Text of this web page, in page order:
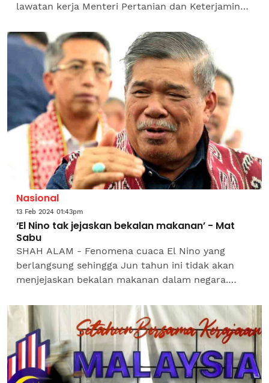
lawatan kerja Menteri Pertanian dan Keterjaminan
Industri Asas Tani (IAT)...
Nasional
13 Feb 2024 01:43pm
‘El Nino tak jejaskan bekalan makanan’ - Mat
Sabu
SHAH ALAM - Fenomena cuaca El Nino yang
berlangsung sehingga Jun tahun ini tidak akan
menjejaskan bekalan makanan dalam negara.
(KPKM), Datuk Seri Mohamad...